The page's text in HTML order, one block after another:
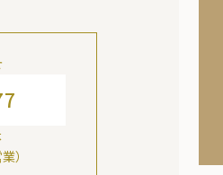
）